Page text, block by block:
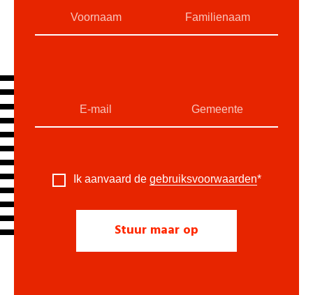
Ik aanvaard de gebruiksvoorwaarden*